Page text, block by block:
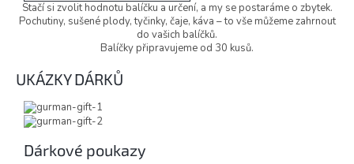
Stačí si zvolit hodnotu balíčku a určení, a my se postaráme o zbytek.
Pochutiny, sušené plody, tyčinky, čaje, káva – to vše můžeme zahrnout
do vašich balíčků.
Balíčky připravujeme od 30 kusů.
UKÁZKY DÁRKŮ
Dárkové poukazy